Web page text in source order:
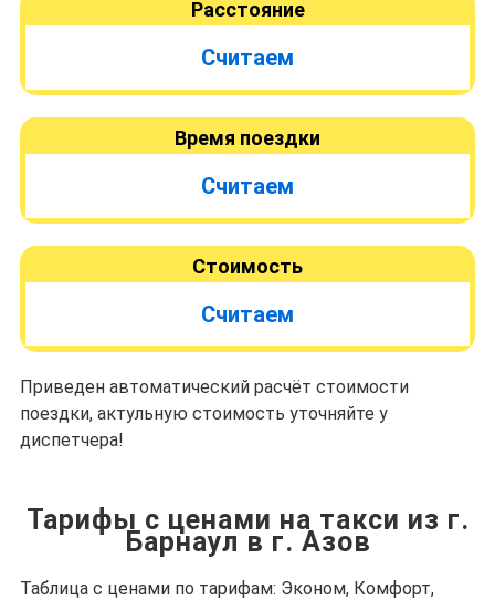
Расстояние
Считаем
Время поездки
Считаем
Стоимость
Считаем
Приведен автоматический расчёт стоимости
поездки, актульную стоимость уточняйте у
диспетчера!
Тарифы с ценами на такси из г.
Барнаул в г. Азов
Таблица с ценами по тарифам: Эконом, Комфорт,